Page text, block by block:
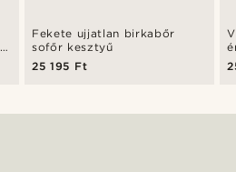
Fekete ujjatlan birkabőr
sofőr kesztyű
25 195 Ft